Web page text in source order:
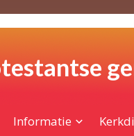
Informatie